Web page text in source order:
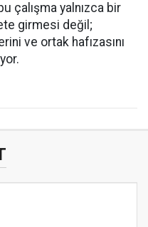
çalışma yalnızca bir
girmesi değil;
ve ortak hafızasını